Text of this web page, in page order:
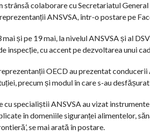
strânsă colaborare cu Secretariatul
reprezentanții ANSVSA, într-o postare pe
și pe 19 mai, la nivelul ANSVSA și al
inspecție, cu accent pe dezvoltarea unui
OECD au prezentat
precum și modul în care s-au
cu specialiștii ANSVSA au vizat
în domeniile siguranței alimentelor,
se mai arată în postare.